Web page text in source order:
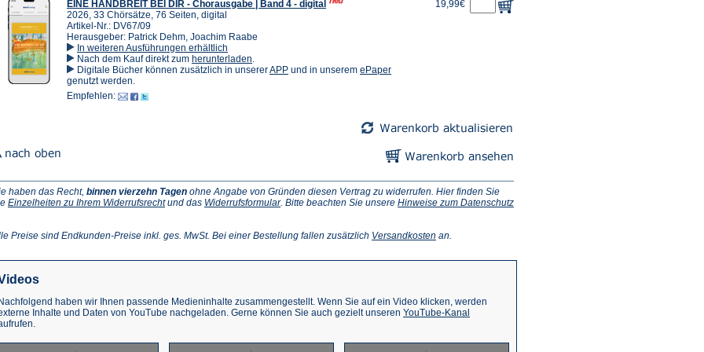
EINE HANDBREIT BEI DIR - Chorausgabe | Band 4 - digital
2026, 33 Chörsätze, 76 Seiten, digital
Artikel-Nr.: DV67/09
Herausgeber: Patrick Dehm, Joachim Raabe
In weiteren Ausführungen erhältlich
Nach dem Kauf direkt zum herunterladen
in
.
Digitale Bücher können zusätzlich in unsererAPP(Öffnet
und in unserem ePaper(Öffnet
genutzt werden.
Empfehlen:
19,99€
haben das Recht, binnen vierzehn Tagen ohne Angabe von Gründen diesen Vertrag zu widerrufen. Hier finden Sie
Einzelheiten zu Ihrem Widerrufsrecht(Öffnet
neuen
und das Widerrufsformular(Öffnet
neuen
. Bitte beachten Sie unsere Hinweise zum Datenschutz
Preise sind Endkunden-Preise inkl. ges. MwSt. Bei einer Bestellung fallen zusätzlich Versandkosten (Öffnet
an.
Nachfolgend haben wir Ihnen passende Medieninhalte zusammengestellt. Wenn Sie auf ein Video klicken, werden
Inhalte und Daten von YouTube nachgeladen. Gerne können Sie auch gezielt unseren YouTube-Kanal
neuen